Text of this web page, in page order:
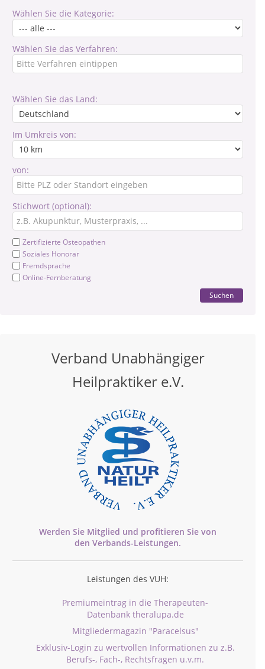
Wählen Sie die Kategorie:
Wählen Sie das Verfahren:
Wählen Sie das Land:
Im Umkreis von:
von:
Stichwort (optional):
Zertifizierte Osteopathen
Soziales Honorar
Fremdsprache
Online-Fernberatung
Suchen
Verband Unabhängiger
Heilpraktiker e.V.
Werden Sie Mitglied und profitieren Sie von
den Verbands-Leistungen.
Leistungen des VUH:
Premiumeintrag in die Therapeuten-
Datenbank theralupa.de
Mitgliedermagazin "Paracelsus"
Exklusiv-Login zu wertvollen Informationen zu z.B.
Berufs-, Fach-, Rechtsfragen u.v.m.